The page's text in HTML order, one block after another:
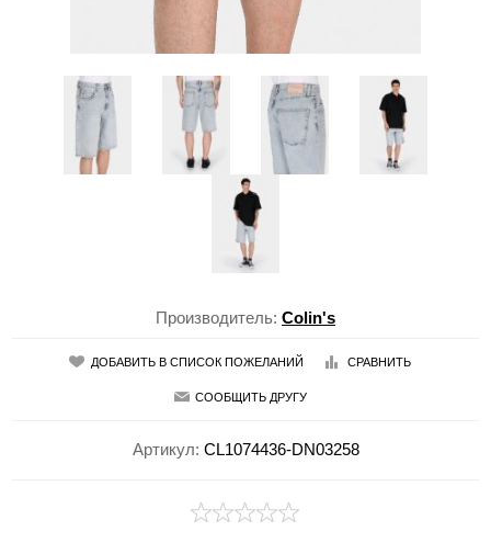
Производитель: Colin's
ДОБАВИТЬ В СПИСОК ПОЖЕЛАНИЙ СРАВНИТЬ
СООБЩИТЬ ДРУГУ
Артикул: CL1074436-DN03258